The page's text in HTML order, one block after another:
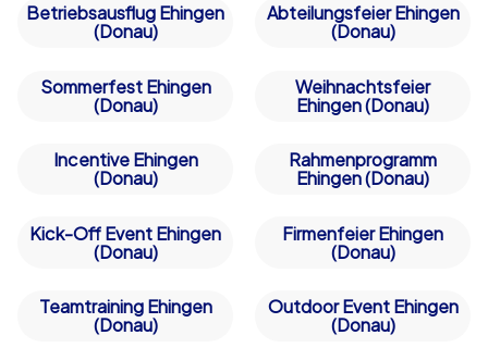
Betriebsausflug Ehingen
(Donau)
Abteilungsfeier Ehingen
(Donau)
Sommerfest Ehingen
(Donau)
Weihnachtsfeier
Ehingen (Donau)
Incentive Ehingen
(Donau)
Rahmenprogramm
Ehingen (Donau)
Kick-Off Event Ehingen
(Donau)
Firmenfeier Ehingen
(Donau)
Teamtraining Ehingen
(Donau)
Outdoor Event Ehingen
(Donau)